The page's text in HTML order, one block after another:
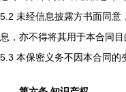
5.2 未经信息披露方书面同意
息，亦不得将其用于本合同目
5.3 本保密义务不因本合同的